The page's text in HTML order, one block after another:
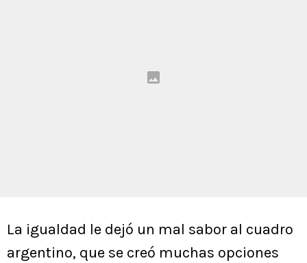
La igualdad le dejó un mal sabor al cuadro
argentino, que se creó muchas opciones